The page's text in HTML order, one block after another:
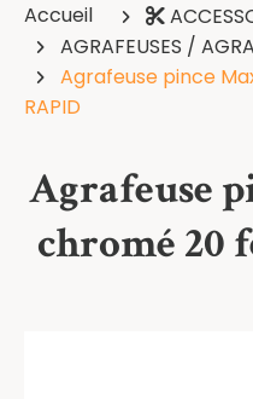
Accueil
AGRAFEUSES /
Agrafeuse pince
RAPID
Agrafeuse
chromé 20